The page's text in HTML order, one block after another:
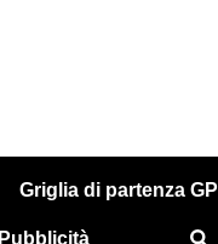
Griglia di partenza GP
Pubblicità